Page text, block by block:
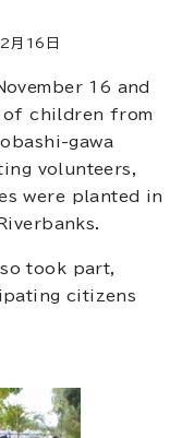
月 16 日
16 and
children from
gawa
volunteers,
were planted in
took part,
citizens